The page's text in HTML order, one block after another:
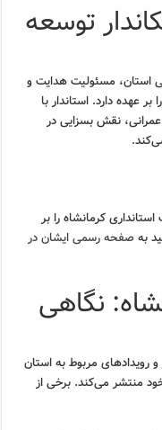
توسعه
استان، مسئولیت هدایت و
دارد. استاندار با
نقش بسزایی در
کرمانشاه را بر
بهصفحه رسمی ایشان در
نگاهی
رویدادهای مربوط به استان
منتشر می‌کند. برخی از